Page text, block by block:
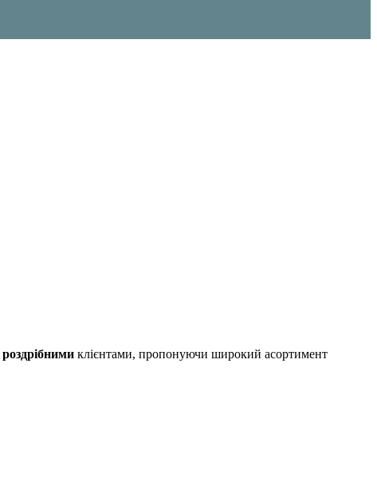
роздрібними клієнтами, пропонуючи широкий асортимент